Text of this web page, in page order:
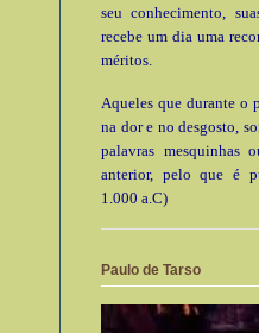
seu conhecimento,
recebe um dia uma
méritos.
Aqueles que durante o
na dor e no desgosto,
palavras mesquinhas
anterior, pelo que é
1.000 a.C)
Paulo de Tarso